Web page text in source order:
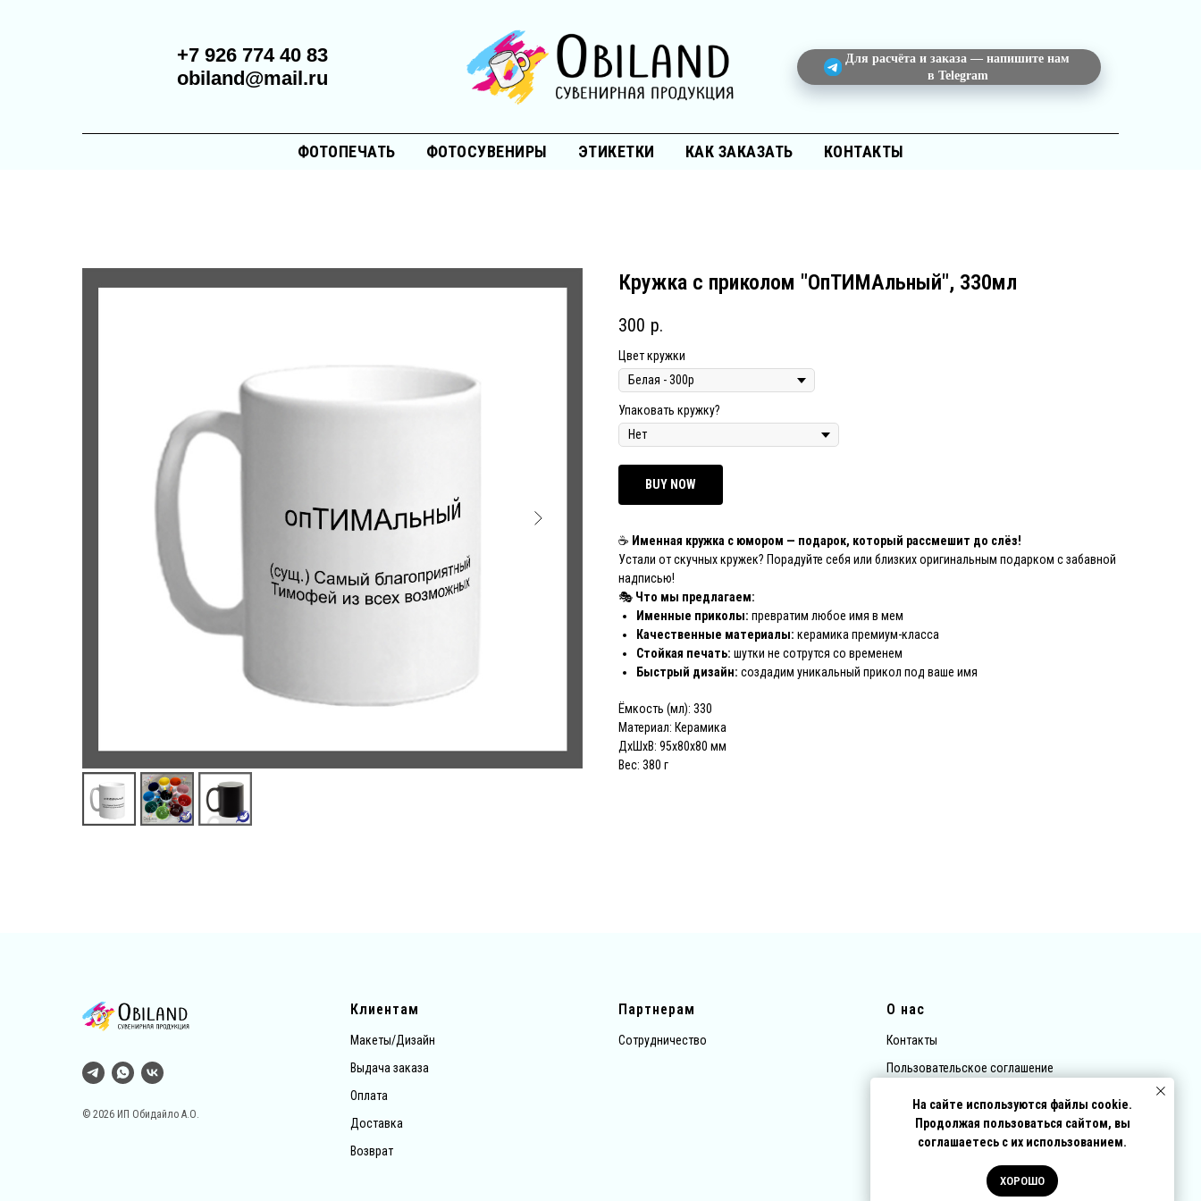
+7 926 774 40 83
obiland@mail.ru
Для расчёта и заказа — напишите нам
в Telegram
ФОТОПЕЧАТЬ ФОТОСУВЕНИРЫ ЭТИКЕТКИ КАК ЗАКАЗАТЬ КОНТАКТЫ
На сайте используются файлы cookie.
Продолжая пользоваться сайтом, вы
соглашаетесь с их использованием.
ХОРОШО
Кружка с приколом "ОпТИМАльный", 330мл
300 р.
Цвет кружки
Упаковать кружку?
BUY NOW
☕ Именная кружка с юмором — подарок, который рассмешит до слёз!
Устали от скучных кружек? Порадуйте себя или близких оригинальным подарком с забавной
надписью!
🎭 Что мы предлагаем:
Именные приколы: превратим любое имя в мем
Качественные материалы: керамика премиум-класса
Стойкая печать: шутки не сотрутся со временем
Быстрый дизайн: создадим уникальный прикол под ваше имя
Ёмкость (мл): 330
Материал: Керамика
ДxШxВ: 95x80x80 мм
Вес: 380 г
© 2026 ИП Обидайло А.О.
Клиентам
Макеты/Дизайн
Выдача заказа
Оплата
Доставка
Возврат
Партнерам
Сотрудничество
О нас
Контакты
Пользовательское соглашение
Договор-оферта